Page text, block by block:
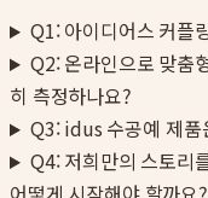
Q1: 아이디어스 커플
Q2: 온라인으로 맞춤
히 측정하나요?
Q3: idus 수공예 제품
Q4: 저희만의 스토리